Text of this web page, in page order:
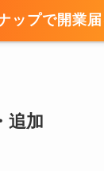
ップで開業
追加